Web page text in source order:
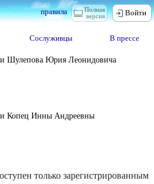
Полная
версия
правила Войти
Сослуживцы В прессе
Шулепова Юрия Леонидовича
Копец Инны Андреевны
только зарегистрированным